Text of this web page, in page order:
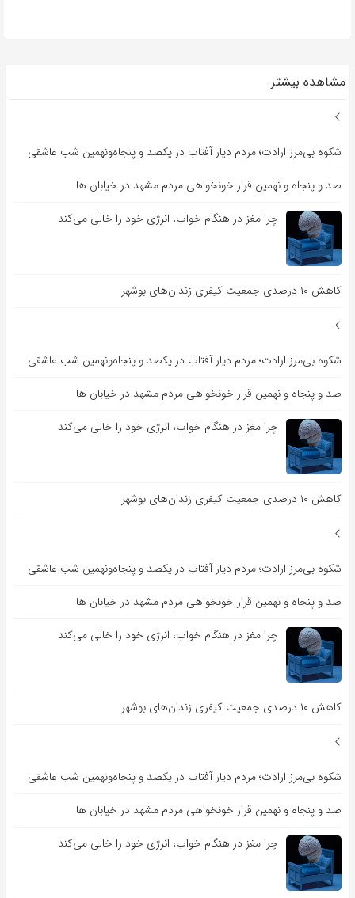
مشاهده بیشتر
شکوه بی‌مرز ارادت؛ مردم دیار آفتاب در یکصد و پنجاه‌ونهمین شب عاشقی
صد و پنجاه و نهمین قرار خونخواهی مردم مشهد در خیابان ها
چرا مغز در هنگام خواب، انرژی خود را خالی می‌کند
کاهش ۱۰ درصدی جمعیت کیفری زندان‌های بوشهر
شکوه بی‌مرز ارادت؛ مردم دیار آفتاب در یکصد و پنجاه‌ونهمین شب عاشقی
صد و پنجاه و نهمین قرار خونخواهی مردم مشهد در خیابان ها
چرا مغز در هنگام خواب، انرژی خود را خالی می‌کند
کاهش ۱۰ درصدی جمعیت کیفری زندان‌های بوشهر
شکوه بی‌مرز ارادت؛ مردم دیار آفتاب در یکصد و پنجاه‌ونهمین شب عاشقی
صد و پنجاه و نهمین قرار خونخواهی مردم مشهد در خیابان ها
چرا مغز در هنگام خواب، انرژی خود را خالی می‌کند
کاهش ۱۰ درصدی جمعیت کیفری زندان‌های بوشهر
شکوه بی‌مرز ارادت؛ مردم دیار آفتاب در یکصد و پنجاه‌ونهمین شب عاشقی
صد و پنجاه و نهمین قرار خونخواهی مردم مشهد در خیابان ها
چرا مغز در هنگام خواب، انرژی خود را خالی می‌کند